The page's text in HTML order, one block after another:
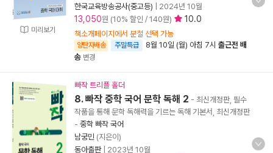
미리보기
한국교육방송공사(중고등)
2024년 10월
13,050원 (10% 할인 / 140원) 10.0
책소개페이지에서 분철 선택 가능
양탄자배송 주말특급 8월 10일 (월) 아침 7시 출근전 배
송 변경
빠작 트리플 홀더
8. 빠작 중학 국어 문학 독해 2 - 최신개정판, 필수
작품을 통해 문학 독해력을 기르는 독해 기본서, 최신개정판
- 중학 빠작 국어
남궁민 (지은이)
동아출판| 2023년 10월